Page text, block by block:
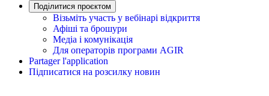
Поділитися проєктом
Візьміть участь у вебінарі відкриття
Афіші та брошури
Медіа і комунікація
Для операторів програми AGIR
Partager l'application
Підписатися на розсилку новин